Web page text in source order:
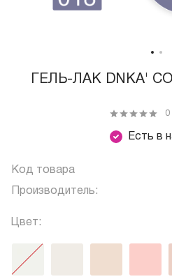
ГЕЛЬ-ЛАК DNKA'
Есть в
0
Код товара
Производитель:
Цвет: